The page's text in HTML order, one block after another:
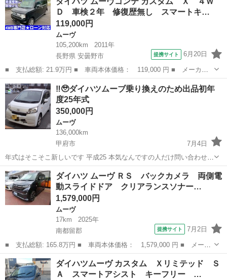
タム Ｘ ＥＴＣ・ＨＩＤヘッドランプ ■ 排気量： 660cc ■ ドア
枚数：...
Ｄ 車検２年 修復歴無し スマートキ…
119,000円
ムーヴ
105,200km
2011年
長野県 安曇野市
提携サイト 6月20日
■ 支払総額: 21.9万円 ■ 車両本体価格： 119,000 円 ■ メーカー
名： ダイハツ ■ 車種名： ムーヴコンテ ■ グレード名： カス
タム Ｘ ４ＷＤ 車検２年 修復歴無し スマートキー タイミ
ングチェーン...
長野 安曇野市 ムーヴ
‼️🥹ダイハツムーブ乗り換えのため出品初年
度25年式
350,000円
ムーヴ
136,000km
甲府市
7月4日
年式はそこそこ新しいです 平成25 本気なんですの人だけ問い合わせく
ださい 分割はしていません。 宜しくお願い申し上げます🥺 オイル交
換済み 抹消わたし
山梨 甲府市 ムーヴ
ダイハツ ムーヴ ＲＳ バックカメラ 両側電
動スライドドア クリアランスソナー…
1,579,000円
ムーヴ
17km
2025年
南都留郡
提携サイト 7月2日
■ 支払総額: 165.8万円 ■ 車両本体価格： 1,579,000 円 ■ メーカ
ー名： ダイハツ ■ 車種名： ムーヴ ■ グレード名： ＲＳ バ
ックカメラ 両側電動スライドドア クリアランスソナー オートク
ルーズコ...
山梨 南都留郡
ダイハツムーヴ カスタム Ｘリミテッド Ｓ
Ａ スマートアシスト キーフリー …